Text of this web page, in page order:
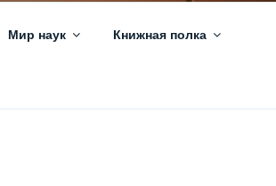
Мир наук Книжная полка